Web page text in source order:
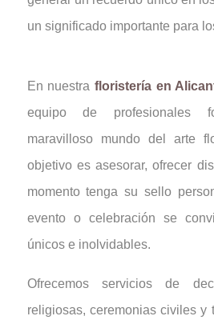
un significado importante para
En nuestra floristería en
equipo de profesionales
maravilloso mundo del arte
objetivo es asesorar, ofrecer
momento tenga su sello
evento o celebración se
únicos e inolvidables.
Ofrecemos servicios de
religiosas, ceremonias civiles y